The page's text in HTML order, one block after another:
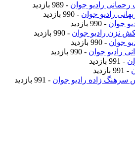
رحمانی رادیو جوان - 989 بازدید
رادیو جوان - 990 بازدید
جوان - 990 بازدید
نزن رادیو جوان - 990 بازدید
جوان - 990 بازدید
رادیو جوان - 990 بازدید
- 991 بازدید
- 991 بازدید
سرهنگ زاده رادیو جوان - 991 بازدید